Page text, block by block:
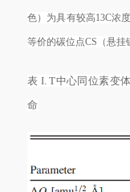
色）为具有较高13C浓
等价的碳位点CS（悬挂
表 I. T中心同位素变
命